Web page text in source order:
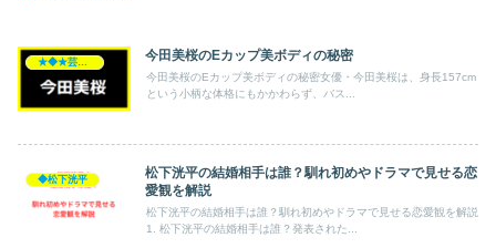
今田美桜のEカップ美ボディの秘密
今田美桜のEカップ美ボディの秘密女優・今田美桜は、身長157cm
という小柄な体格にもかかわらず、バス...
◆松下洸平
松下洸平の結婚相手は誰？馴れ初めやドラマで見せる恋
愛観を解説
松下洸平の結婚相手は誰？馴れ初めやドラマで見せる恋愛観を解説
1. 松下洸平の結婚相手は誰？発表された...